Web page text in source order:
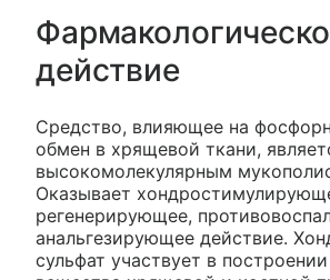
действие
Средство, влияющее на
обмен в хрящевой ткани,
высокомолекулярным
Оказывает
регенерирующее,
анальгезирующее действие.
сульфат участвует в